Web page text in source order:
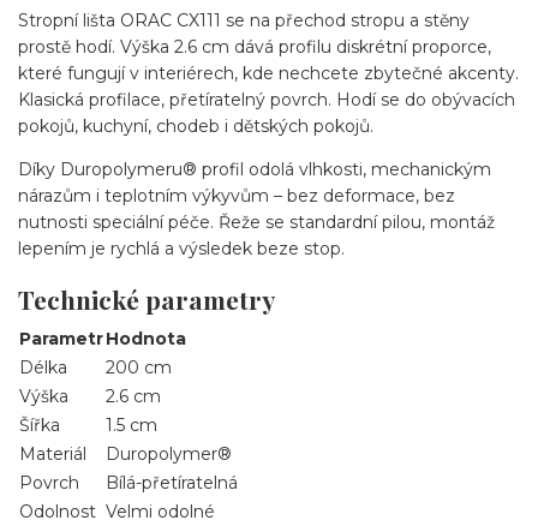
Stropní lišta ORAC CX111 se na přechod stropu a stěny
prostě hodí. Výška 2.6 cm dává profilu diskrétní proporce,
které fungují v interiérech, kde nechcete zbytečné akcenty.
Klasická profilace, přetíratelný povrch. Hodí se do obývacích
pokojů, kuchyní, chodeb i dětských pokojů.
Díky Duropolymeru® profil odolá vlhkosti, mechanickým
nárazům i teplotním výkyvům – bez deformace, bez
nutnosti speciální péče. Řeže se standardní pilou, montáž
lepením je rychlá a výsledek beze stop.
Technické parametry
ParametrHodnota
Délka
200 cm
Výška
2.6 cm
Šířka
1.5 cm
Materiál
Duropolymer®
Povrch
Bílá-přetíratelná
Odolnost Velmi odolné